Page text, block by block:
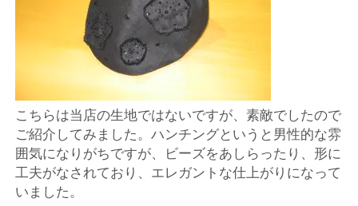
こちらは当店の生地ではないですが、素敵でしたので
ご紹介してみました。ハンチングというと男性的な雰
囲気になりがちですが、ビーズをあしらったり、形に
工夫がなされており、エレガントな仕上がりになって
いました。